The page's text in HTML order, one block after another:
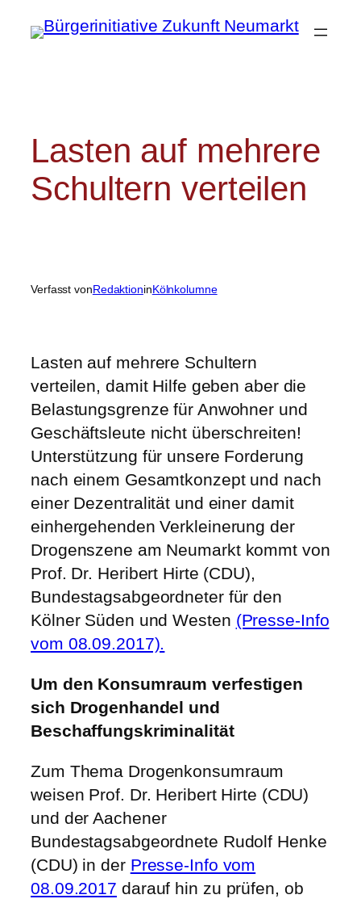
Inhalt
Lasten auf mehrere
Schultern verteilen
Verfasst vonRedaktioninKölnkolumne
Lasten auf mehrere Schultern
verteilen, damit Hilfe geben aber die
Belastungsgrenze für Anwohner und
Geschäftsleute nicht überschreiten!
Unterstützung für unsere Forderung
nach einem Gesamtkonzept und nach
einer Dezentralität und einer damit
einhergehenden Verkleinerung der
Drogenszene am Neumarkt kommt von
Prof. Dr. Heribert Hirte (CDU),
Bundestagsabgeordneter für den
Kölner Süden und Westen (Presse-Info
vom 08.09.2017).
Um den Konsumraum verfestigen
sich Drogenhandel und
Beschaffungskriminalität
Zum Thema Drogenkonsumraum
weisen Prof. Dr. Heribert Hirte (CDU)
und der Aachener
Bundestagsabgeordnete Rudolf Henke
(CDU) in der Presse-Info vom
08.09.2017 darauf hin zu prüfen, ob